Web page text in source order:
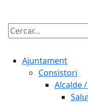
Cercar:
Ajuntament
Consistori
Alcalde